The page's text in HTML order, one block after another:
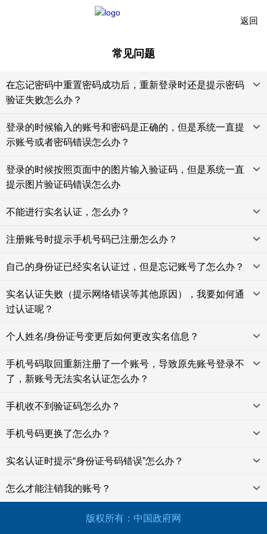
返回
常见问题
在忘记密码中重置密码成功后，重新登录时还是提示密码
验证失败怎么办？
登录的时候输入的账号和密码是正确的，但是系统一直提
示账号或者密码错误怎么办？
登录的时候按照页面中的图片输入验证码，但是系统一直
提示图片验证码错误怎么办
不能进行实名认证，怎么办？
注册账号时提示手机号码已注册怎么办？
自己的身份证已经实名认证过，但是忘记账号了怎么办？
实名认证失败（提示网络错误等其他原因），我要如何通
过认证呢？
个人姓名/身份证号变更后如何更改实名信息？
手机号码取回重新注册了一个账号，导致原先账号登录不
了，新账号无法实名认证怎么办？
手机收不到验证码怎么办？
手机号码更换了怎么办？
实名认证时提示“身份证号码错误”怎么办？
怎么才能注销我的账号？
版权所有：中国政府网